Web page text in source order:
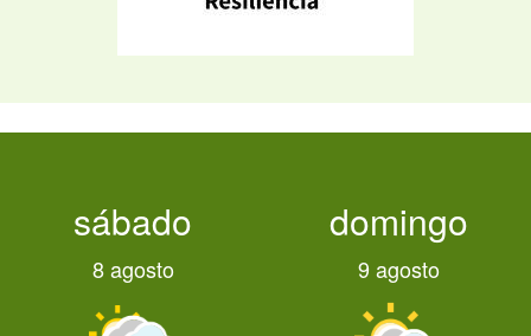
sábado
8 agosto
domingo
9 agosto